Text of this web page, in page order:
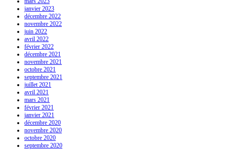
janvier 2023
décembre 2022
novembre 2022
juin 2022
avril 2022
février 2022
décembre 2021
novembre 2021
octobre 2021
septembre 2021
juillet 2021
avril 2021
mars 2021
février 2021
janvier 2021
décembre 2020
novembre 2020
octobre 2020
septembre 2020